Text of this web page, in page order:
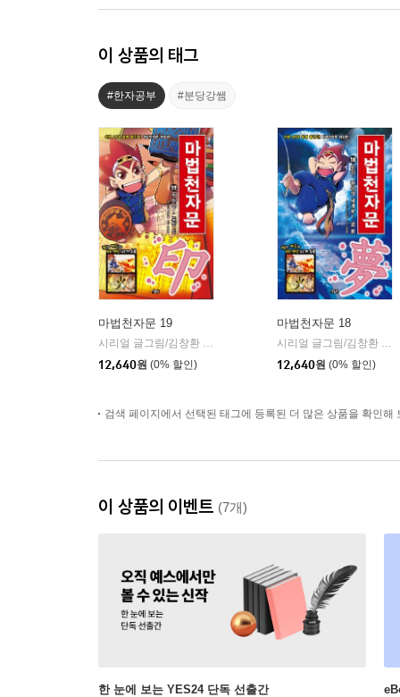
이 상품의 태그
#한자공부 #분당강쌤
마법천자문 19
12,640원 (0% 할인)
마법천자문 18
12,640원 (0% 할인)
검색 페이지에서 선택된 태그에 등록된 더 많은 상품을 확인해
이 상품의 이벤트 (7개)
한 눈에 보는 YES24 단독 선출간